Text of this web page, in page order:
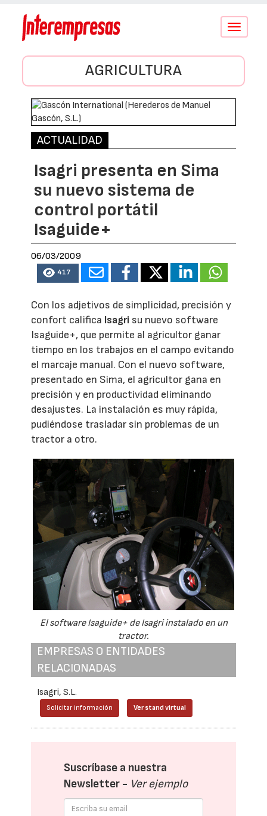
Conmutar
AGRICULTURA
ACTUALIDAD
Isagri presenta en Sima
su nuevo sistema de
control portátil
Isaguide+
06/03/2009
417
Con los adjetivos de simplicidad, precisión y
confort califica Isagri su nuevo software
Isaguide+, que permite al agricultor ganar
tiempo en los trabajos en el campo evitando
el marcaje manual. Con el nuevo software,
presentado en Sima, el agricultor gana en
precisión y en productividad eliminando
desajustes. La instalación es muy rápida,
pudiéndose trasladar sin problemas de un
tractor a otro.
El software Isaguide+ de Isagri instalado en un
tractor.
EMPRESAS O ENTIDADES
RELACIONADAS
Isagri, S.L.
Solicitar información Ver stand virtual
Suscríbase a nuestra
Newsletter - Ver ejemplo